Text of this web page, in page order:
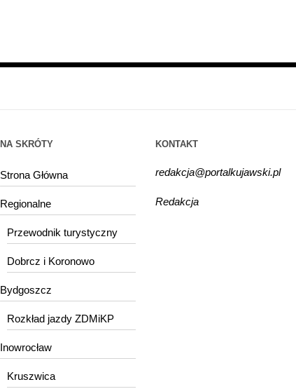
NA SKRÓTY
Strona Główna
Regionalne
Przewodnik turystyczny
Dobrcz i Koronowo
Bydgoszcz
Rozkład jazdy ZDMiKP
Inowrocław
Kruszwica
KONTAKT
redakcja@portalkujawski.pl
Redakcja